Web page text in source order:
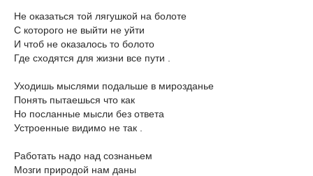
Не оказаться той лягушкой на болоте
С которого не выйти не уйти
И чтоб не оказалось то болото
Где сходятся для жизни все пути .
Уходишь мыслями подальше в мирозданье
Понять пытаешься что как
Но посланные мысли без ответа
Устроенные видимо не так .
Работать надо над сознаньем
Мозги природой нам даны